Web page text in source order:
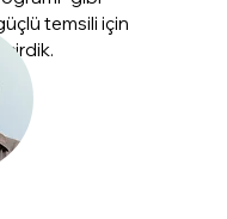
temsili için